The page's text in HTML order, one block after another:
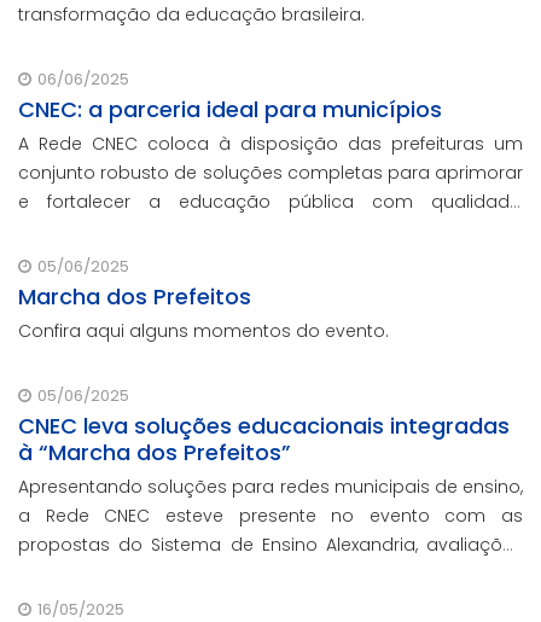
transformação da educação brasileira.
06/06/2025
CNEC: a parceria ideal para municípios
A Rede CNEC coloca à disposição das prefeituras um
conjunto robusto de soluções completas para aprimorar
e fortalecer a educação pública com qualidade,
que não participaram da Marcha dos Prefeito
05/06/2025
Marcha dos Prefeitos
Confira aqui alguns momentos do evento.
05/06/2025
CNEC leva soluções educacionais integradas
à “Marcha dos Prefeitos”
Apresentando soluções para redes municipais de ensino,
a Rede CNEC esteve presente no evento com as
propostas do Sistema de Ensino Alexandria, avaliações
escolar e parcerias com prefeituras durante ev
16/05/2025